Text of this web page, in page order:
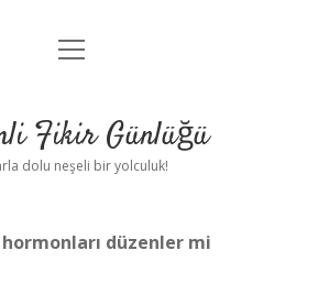
Anasayfa
Yasal Uyarı
menüyü
Fikir Günlüğü
dolu neşeli bir yolculuk!
düzenler mi